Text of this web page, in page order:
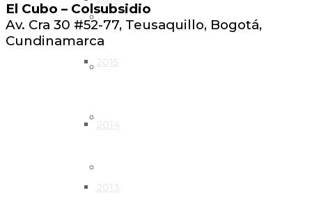
En profundidad
El Cubo – Colsubsidio
Av. Cra 30 #52-77, Teusaquillo, Bogotá,
Cundinamarca